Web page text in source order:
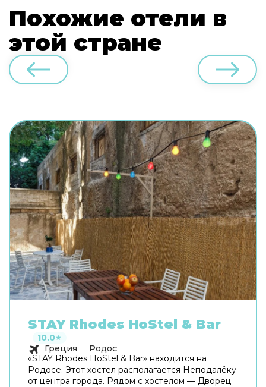
Похожие отели в
этой стране
STAY Rhodes HoStel & Bar
10.0★
Греция
Родос
«STAY Rhodes HoStel & Bar» находится на
Родосе. Этот хостел располагается Неподалёку
от центра города. Рядом с хостелом — Дворец